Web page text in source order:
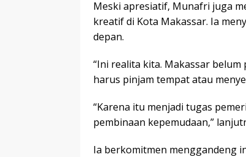
Meski apresiatif, Munafri juga
kreatif di Kota Makassar. Ia
depan.
“Ini realita kita. Makassar
harus pinjam tempat atau
“Karena itu menjadi tugas
pembinaan kepemudaan,”
Ia berkomitmen menggandeng